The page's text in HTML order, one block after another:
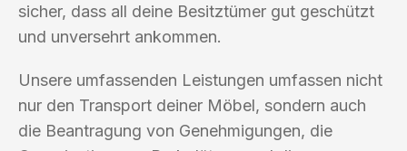
sicher, dass all deine Besitztümer gut geschützt
und unversehrt ankommen.
Unsere umfassenden Leistungen umfassen nicht
nur den Transport deiner Möbel, sondern auch
die Beantragung von Genehmigungen, die